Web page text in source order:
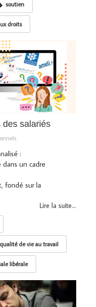
soutien
droits
des salariés
:
dans un cadre
fondé sur la
Lire la suite...
qualité de vie au travail
libérale